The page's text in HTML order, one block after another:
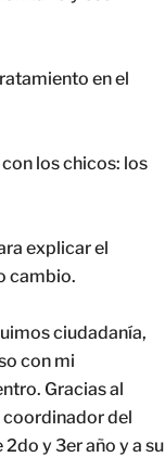
en el
los chicos: los
explicar el
cambio.
ciudadanía,
con mi
Gracias al
coordinador del
y 3er año y a su